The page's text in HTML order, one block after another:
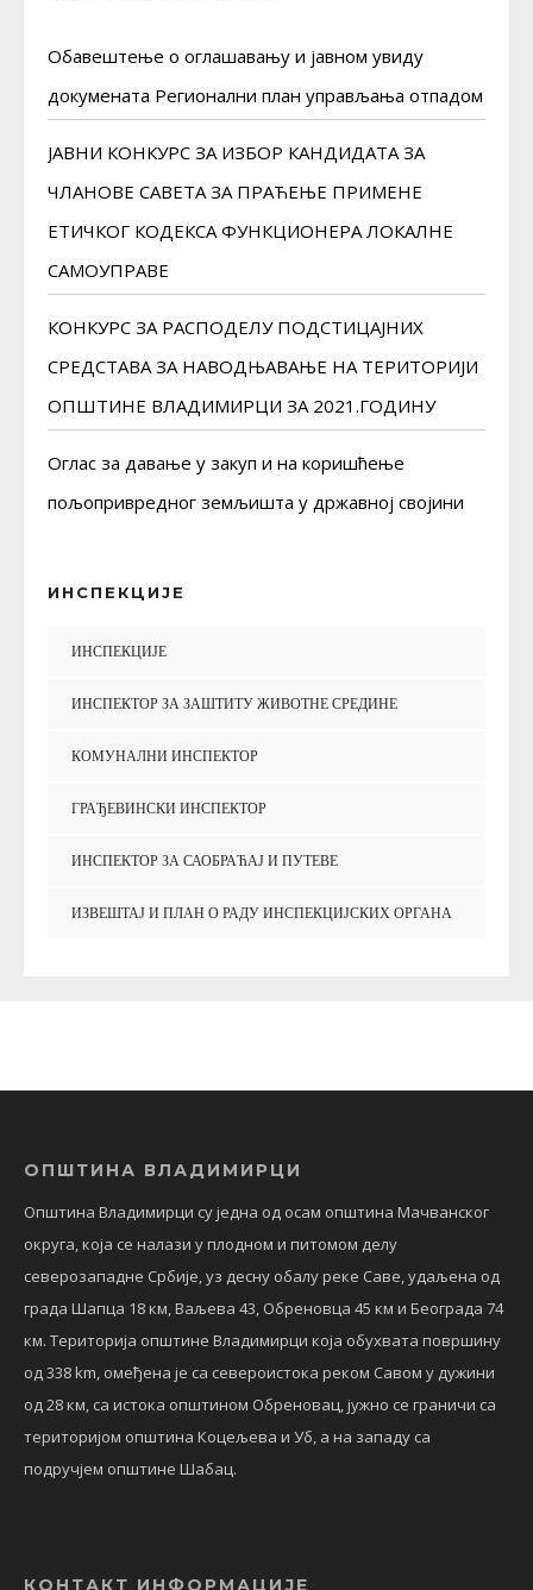
Обавештење о оглашавању и јавном увиду
докуменaта Регионални план управљања отпадом
ЈАВНИ КОНКУРС ЗА ИЗБОР КАНДИДАТА ЗА
ЧЛАНОВЕ САВЕТА ЗА ПРАЋЕЊЕ ПРИМЕНЕ
ЕТИЧКОГ КОДЕКСА ФУНКЦИОНЕРА ЛОКАЛНЕ
САМОУПРАВЕ
КОНКУРС ЗА РАСПОДЕЛУ ПОДСТИЦАЈНИХ
СРЕДСТАВА ЗА НАВОДЊАВАЊЕ НА ТЕРИТОРИЈИ
ОПШТИНЕ ВЛАДИМИРЦИ ЗА 2021.ГОДИНУ
Оглас за давање у закуп и на коришћење
пољопривредног земљишта у државној својини
ИНСПЕКЦИЈЕ
ИНСПЕКЦИЈЕ
ИНСПЕКТОР ЗА ЗАШТИТУ ЖИВОТНЕ СРЕДИНЕ
КОМУНАЛНИ ИНСПЕКТОР
ГРАЂЕВИНСКИ ИНСПЕКТОР
ИНСПЕКТОР ЗА САОБРАЋАЈ И ПУТЕВЕ
ИЗВЕШТАЈ И ПЛАН О РАДУ ИНСПЕКЦИЈСКИХ ОРГАНА
ОПШТИНА ВЛАДИМИРЦИ
Општина Владимирци су једна од осам општина Мачванског
округа, која се налази у плодном и питомом делу
северозападне Србије, уз десну обалу реке Саве, удаљена од
града Шапца 18 км, Ваљева 43, Обреновца 45 км и Београда 74
км. Територија општине Владимирци која обухвата површину
од 338 km, омеђена је са североистока реком Савом у дужини
од 28 км, са истока општином Обреновац, јужно се граничи са
територијом општина Коцељева и Уб, а на западу са
подручјем општине Шабац.
КОНТАКТ ИНФОРМАЦИЈЕ